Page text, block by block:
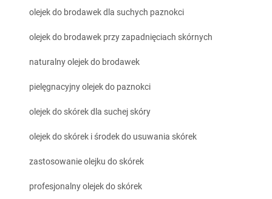
olejek do brodawek dla suchych paznokci
olejek do brodawek przy zapadnięciach skórnych
naturalny olejek do brodawek
pielęgnacyjny olejek do paznokci
olejek do skórek dla suchej skóry
olejek do skórek i środek do usuwania skórek
zastosowanie olejku do skórek
profesjonalny olejek do skórek